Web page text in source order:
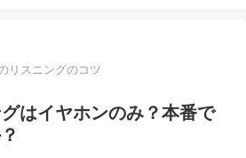
リスニングのコツ
はイヤホンのみ？本番で